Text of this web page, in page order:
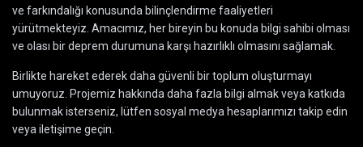
ve farkındalığı konusunda bilinçlendirme faaliyetleri
yürütmekteyiz. Amacımız, her bireyin bu konuda bilgi sahibi olması
ve olası bir deprem durumuna karşı hazırlıklı olmasını sağlamak.
Birlikte hareket ederek daha güvenli bir toplum oluşturmayı
umuyoruz. Projemiz hakkında daha fazla bilgi almak veya katkıda
bulunmak isterseniz, lütfen sosyal medya hesaplarımızı takip edin
veya iletişime geçin.